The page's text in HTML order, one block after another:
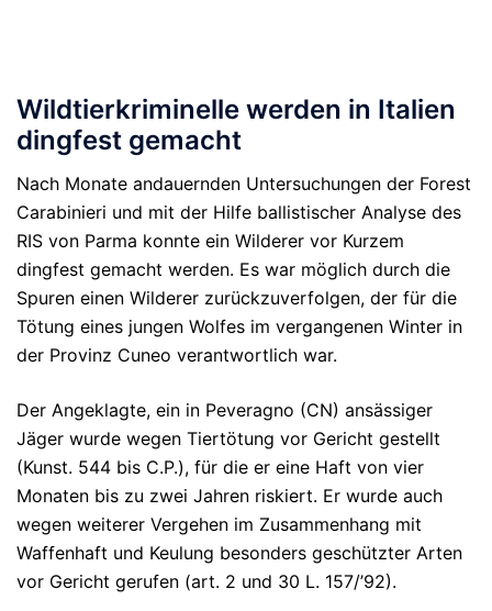
Wildtierkriminelle werden in Italien
dingfest gemacht
Nach Monate andauernden Untersuchungen der Forest
Carabinieri und mit der Hilfe ballistischer Analyse des
RIS von Parma konnte ein Wilderer vor Kurzem
dingfest gemacht werden. Es war möglich durch die
Spuren einen Wilderer zurückzuverfolgen, der für die
Tötung eines jungen Wolfes im vergangenen Winter in
der Provinz Cuneo verantwortlich war.
Der Angeklagte, ein in Peveragno (CN) ansässiger
Jäger wurde wegen Tiertötung vor Gericht gestellt
(Kunst. 544 bis C.P.), für die er eine Haft von vier
Monaten bis zu zwei Jahren riskiert. Er wurde auch
wegen weiterer Vergehen im Zusammenhang mit
Waffenhaft und Keulung besonders geschützter Arten
vor Gericht gerufen (art. 2 und 30 L. 157/’92).